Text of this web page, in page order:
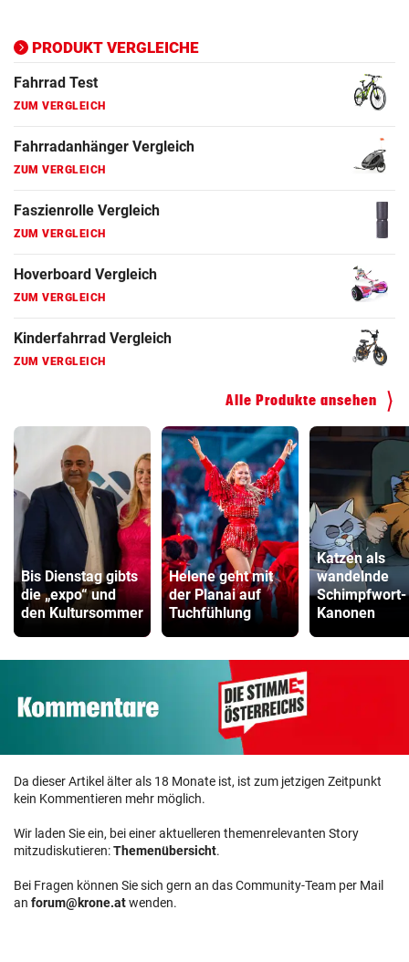
PRODUKT VERGLEICHE
ZUM VERGLEICH
Fahrrad Test
ZUM VERGLEICH
Fahrradanhänger Vergleich
ZUM VERGLEICH
Faszienrolle Vergleich
ZUM VERGLEICH
Hoverboard Vergleich
ZUM VERGLEICH
Kinderfahrrad Vergleich
ZUM VERGLEICH
Alle Produkte ansehen
Bis Dienstag gibts
die „expo“ und
den Kultursommer
Helene geht mit
der Planai auf
Tuchfühlung
Katzen als
wandelnde
Schimpfwort-
Kanonen
Da dieser Artikel älter als 18 Monate ist, ist zum jetzigen Zeitpunkt
kein Kommentieren mehr möglich.
Wir laden Sie ein, bei einer aktuelleren themenrelevanten Story
mitzudiskutieren:Themenübersicht.
Bei Fragen können Sie sich gern an das Community-Team per Mail
an forum@krone.atwenden.